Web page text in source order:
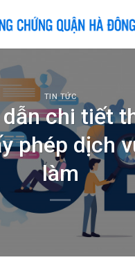
TIN TỨC
chi tiết
phép dịch
làm